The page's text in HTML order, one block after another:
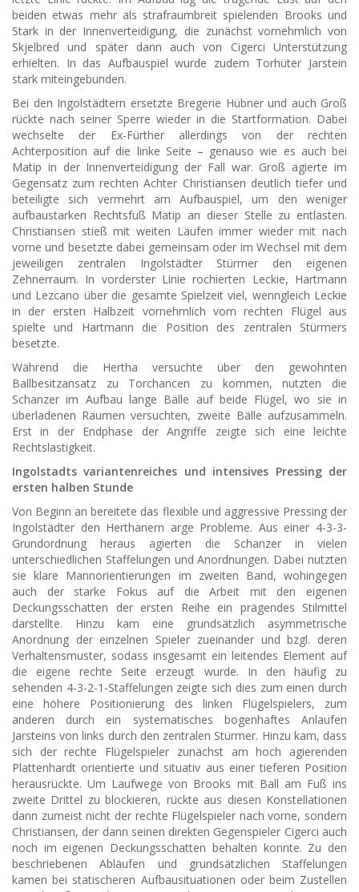
beiden etwas mehr als strafraumbreit spielenden Brooks und
Stark in der Innenverteidigung, die zunächst vornehmlich von
Skjelbred und später dann auch von Cigerci Unterstützung
erhielten. In das Aufbauspiel wurde zudem Torhüter Jarstein
stark miteingebunden.
Bei den Ingolstädtern ersetzte Bregerie Hübner und auch Groß
rückte nach seiner Sperre wieder in die Startformation. Dabei
wechselte der Ex-Fürther allerdings von der rechten
Achterposition auf die linke Seite – genauso wie es auch bei
Matip in der Innenverteidigung der Fall war. Groß agierte im
Gegensatz zum rechten Achter Christiansen deutlich tiefer und
beteiligte sich vermehrt am Aufbauspiel, um den weniger
aufbaustarken Rechtsfuß Matip an dieser Stelle zu entlasten.
Christiansen stieß mit weiten Läufen immer wieder mit nach
vorne und besetzte dabei gemeinsam oder im Wechsel mit dem
jeweiligen zentralen Ingolstädter Stürmer den eigenen
Zehnerraum. In vorderster Linie rochierten Leckie, Hartmann
und Lezcano über die gesamte Spielzeit viel, wenngleich Leckie
in der ersten Halbzeit vornehmlich vom rechten Flügel aus
spielte und Hartmann die Position des zentralen Stürmers
besetzte.
Während die Hertha versuchte über den gewohnten
Ballbesitzansatz zu Torchancen zu kommen, nutzten die
Schanzer im Aufbau lange Bälle auf beide Flügel, wo sie in
überladenen Räumen versuchten, zweite Bälle aufzusammeln.
Erst in der Endphase der Angriffe zeigte sich eine leichte
Rechtslastigkeit.
Ingolstadts variantenreiches und intensives Pressing der
ersten halben Stunde
Von Beginn an bereitete das flexible und aggressive Pressing der
Ingolstädter den Herthanern arge Probleme. Aus einer 4-3-3-
Grundordnung heraus agierten die Schanzer in vielen
unterschiedlichen Staffelungen und Anordnungen. Dabei nutzten
sie klare Mannorientierungen im zweiten Band, wohingegen
auch der starke Fokus auf die Arbeit mit den eigenen
Deckungsschatten der ersten Reihe ein prägendes Stilmittel
darstellte. Hinzu kam eine grundsätzlich asymmetrische
Anordnung der einzelnen Spieler zueinander und bzgl. deren
Verhaltensmuster, sodass insgesamt ein leitendes Element auf
die eigene rechte Seite erzeugt wurde. In den häufig zu
sehenden 4-3-2-1-Staffelungen zeigte sich dies zum einen durch
eine höhere Positionierung des linken Flügelspielers, zum
anderen durch ein systematisches bogenhaftes Anlaufen
Jarsteins von links durch den zentralen Stürmer. Hinzu kam, dass
sich der rechte Flügelspieler zunächst am hoch agierenden
Plattenhardt orientierte und situativ aus einer tieferen Position
herausrückte. Um Laufwege von Brooks mit Ball am Fuß ins
zweite Drittel zu blockieren, rückte aus diesen Konstellationen
dann zumeist nicht der rechte Flügelspieler nach vorne, sondern
Christiansen, der dann seinen direkten Gegenspieler Cigerci auch
noch im eigenen Deckungsschatten behalten konnte. Zu den
beschriebenen Abläufen und grundsätzlichen Staffelungen
kamen bei statischeren Aufbausituationen oder beim Zustellen